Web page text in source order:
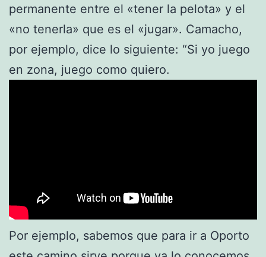
permanente entre el «tener la pelota» y el
«no tenerla» que es el «jugar». Camacho,
por ejemplo, dice lo siguiente: “Si yo juego
en zona, juego como quiero.
Por ejemplo, sabemos que para ir a Oporto